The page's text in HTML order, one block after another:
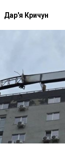
Дар'я Кричун